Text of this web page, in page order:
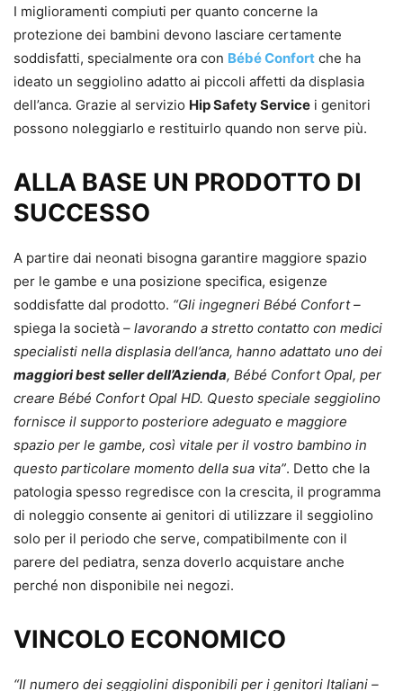
I miglioramenti compiuti per quanto concerne la
protezione dei bambini devono lasciare certamente
soddisfatti, specialmente ora con Bébé Confort che ha
ideato un seggiolino adatto ai piccoli affetti da displasia
dell’anca. Grazie al servizio Hip Safety Service i genitori
possono noleggiarlo e restituirlo quando non serve più.
ALLA BASE UN PRODOTTO DI
SUCCESSO
A partire dai neonati bisogna garantire maggiore spazio
per le gambe e una posizione specifica, esigenze
soddisfatte dal prodotto. “Gli ingegneri Bébé Confort –
spiega la società – lavorando a stretto contatto con medici
specialisti nella displasia dell’anca, hanno adattato uno dei
maggiori best seller dell’Azienda, Bébé Confort Opal, per
creare Bébé Confort Opal HD. Questo speciale seggiolino
fornisce il supporto posteriore adeguato e maggiore
spazio per le gambe, così vitale per il vostro bambino in
questo particolare momento della sua vita”. Detto che la
patologia spesso regredisce con la crescita, il programma
di noleggio consente ai genitori di utilizzare il seggiolino
solo per il periodo che serve, compatibilmente con il
parere del pediatra, senza doverlo acquistare anche
perché non disponibile nei negozi.
VINCOLO ECONOMICO
“Il numero dei seggiolini disponibili per i genitori Italiani –